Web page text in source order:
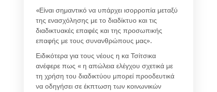
«Είναι σημαντικό να υπάρχει ισορροπία μεταξύ
της ενασχόλησης με το διαδίκτυο και τις
διαδικτυακές επαφές και της προσωπικής
επαφής με τους συνανθρώπους μας».
Ειδικότερα για τους νέους η κα Τσίτσικα
ανέφερε πως « η απώλεια ελέγχου σχετικά με
τη χρήση του διαδικτύου μπορεί προοδευτικά
να οδηγήσει σε έκπτωση των κοινωνικών